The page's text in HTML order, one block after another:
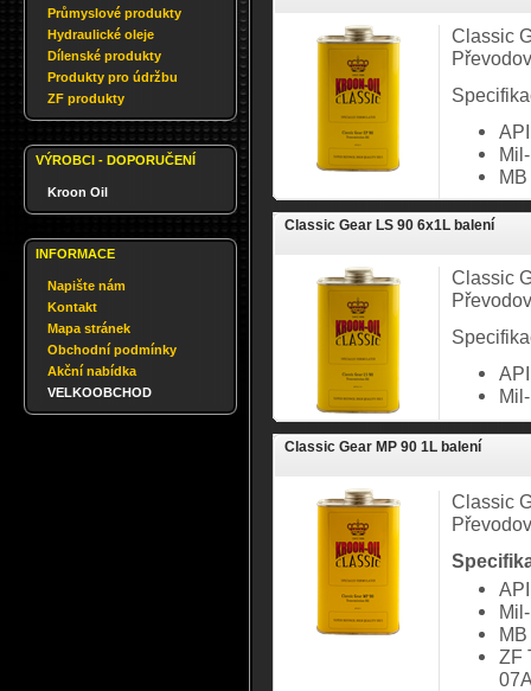
Průmyslové produkty
Hydraulické oleje
Dílenské produkty
Produkty pro údržbu
ZF produkty
VÝROBCI - DOPORUČENÍ
Kroon Oil
INFORMACE
Napište nám
Kontakt
Mapa stránek
Obchodní podmínky
Akční nabídka
VELKOOBCHOD
Classic
Classic Gear LS 90 6x1L balení
Classic
Classic Gear MP 90 1L balení
Classic
ZF